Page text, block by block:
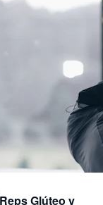
Glúteo y